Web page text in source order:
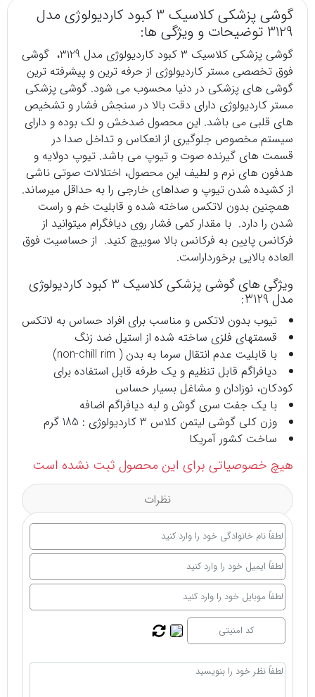
گوشی پزشکی کلاسیک 3 کبود کاردیولوژی مدل
3129 توضیحات و ویژگی ها:
گوشی پزشکی
کلاسیک 3 کبود کاردیولوژی مدل 3129، گوشی
فوق تخصصی مستر کاردیولوژی از حرفه ترین و پیشرفته ترین
گوشی های پزشکی در دنیا محسوب می شود. گوشی پزشکی
مستر کاردیولوژی دارای دقت بالا در سنجش فشار و تشخیص
های قلبی می باشد. این محصول ضدخش و لک بوده و دارای
سیستم مخصوص جلوگیری از انعکاس و تداخل صدا در
قسمت های گیرنده صوت و تیوپ می باشد. تیوپ دولایه و
هدفون های نرم و لطیف این محصول، اختلالات صوتی ناشی
از کشیده شدن تیوپ و صداهای خارجی را به حداقل میرساند.
همچنین بدون لاتکس ساخته شده و قابلیت خم و راست
شدن را دارد. با مقدار کمی فشار روی دیافگرام میتوانید از
فرکانس پایین به فرکانس بالا سوییچ کنید. از حساسیت فوق
العاده بالایی برخورداراست.
ویژگی های گوشی پزشکی کلاسیک 3 کبود کاردیولوژی
مدل 3129:
تیوب بدون لاتکس و مناسب برای افراد حساس به لاتکس
قسمتهای فلزی ساخته شده از استیل ضد زنگ
با قابلیت عدم انتقال سرما به بدن ( non-chill rim)
دیافراگم قابل تنظیم و یک طرفه قابل استفاده برای
کودکان، نوزادان و مشاغل بسیار حساس
با یک جفت سری گوش و لبه دیافراگم اضافه
وزن کلی گوشی لیتمن کلاس 3 کاردیولوژی : 185 گرم
ساخت کشور آمریکا
هیچ خصوصیاتی برای این محصول ثبت نشده است
نظرات